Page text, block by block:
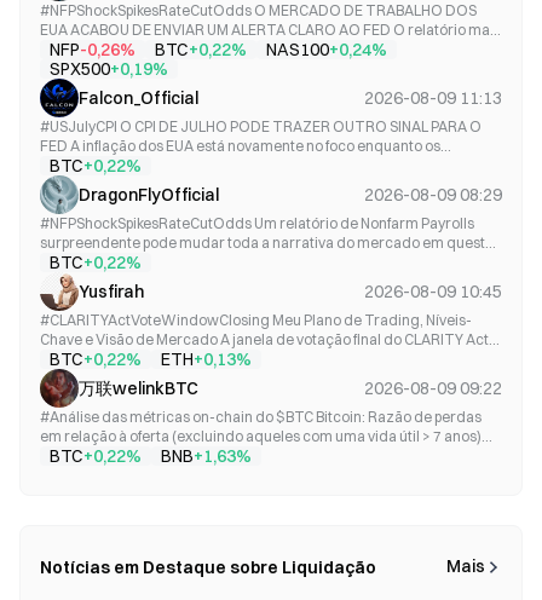
#NFPShockSpikesRateCutOdds O MERCADO DE TRABALHO DOS
EUA ACABOU DE ENVIAR UM ALERTA CLARO AO FED O relatório mais
recente de julho sobre as folhas de pagamento não agrícolas dos EUA
mudou drasticamente o cenário macroeconômico. O que
inicialmente parece ser um dado fraco de emprego se torna ainda
m...
NFP-0,26% BTC+0,22% NAS100+0,24%
SPX500+0,19%
Falcon_Official
2026-08-09 11:13
#USJulyCPI O CPI DE JULHO PODE TRAZER OUTRO SINAL PARA O
FED A inflação dos EUA está novamente no foco enquanto os
mercados se preparam para o relatório do Índice de Preços ao
Consumidor de julho. As expectativas atuais apontam para uma alta
de 0,2% no núcleo do CPI na comparação mensal e de 2,5% n...
BTC+0,22%
DragonFlyOfficial
2026-08-09 08:29
#NFPShockSpikesRateCutOdds Um relatório de Nonfarm Payrolls
surpreendente pode mudar toda a narrativa do mercado em questão
de minutos, e é exatamente por isso que o NFP continua sendo um
dos indicadores econômicos mais observados nos mercados
globais. Quando os dados de emprego ficam significativa...
BTC+0,22%
Yusfirah
2026-08-09 10:45
#CLARITYActVoteWindowClosing Meu Plano de Trading, Níveis-
Chave e Visão de Mercado A janela de votação final do CLARITY Act
pode se tornar um catalisador importante para o sentimento em
relação às criptomoedas, mas minha abordagem é operar a reação
do mercado em vez de negociar cegamente com base n...
BTC+0,22% ETH+0,13%
万联welinkBTC
2026-08-09 09:22
#Análise das métricas on-chain do $BTC Bitcoin: Razão de perdas
em relação à oferta (excluindo aqueles com uma vida útil > 7 anos)
Compare a oferta ativa com lucro e com prejuízo, remova as moedas
BTC+0,22% BNB+1,63%
Notícias em Destaque sobre Liquidação
Mais